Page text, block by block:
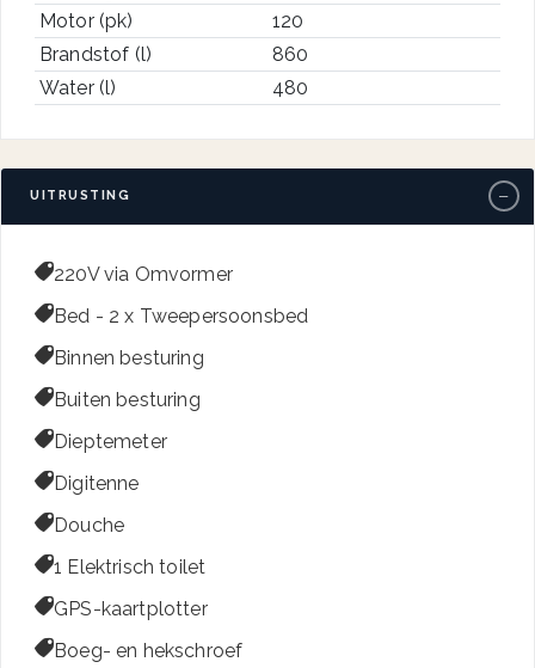
Motor (pk)
120
Brandstof (l)
860
Water (l)
480
UITRUSTING −
220V via Omvormer
Bed - 2 x Tweepersoonsbed
Binnen besturing
Buiten besturing
Dieptemeter
Digitenne
Douche
1 Elektrisch toilet
GPS-kaartplotter
Boeg- en hekschroef